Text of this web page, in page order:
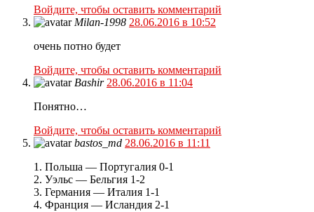
Войдите, чтобы оставить комментарий
Milan-1998 28.06.2016 в 10:52
очень потно будет
Войдите, чтобы оставить комментарий
Bashir 28.06.2016 в 11:04
Понятно…
Войдите, чтобы оставить комментарий
bastos_md 28.06.2016 в 11:11
1. Польша — Португалия 0-1
2. Уэльс — Бельгия 1-2
3. Германия — Италия 1-1
4. Франция — Исландия 2-1